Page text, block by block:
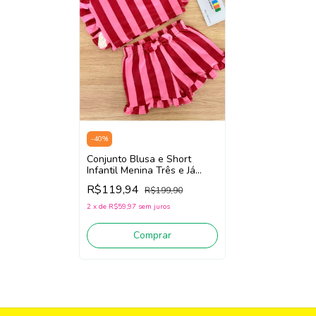
-40%
Conjunto Blusa e Short
Infantil Menina Três e Já
62464 (Vermelho/Rosa)
R$119,94 R$199,90
2 x de R$59,97 sem juros
Comprar